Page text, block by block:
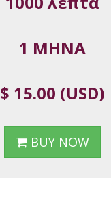
1 ΜΗΝΑ
$ 15.00 (USD)
BUY NOW